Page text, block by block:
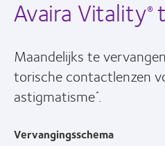
Avaira Vitality®
Maandelijks te
torische contactlenzen
astigmatisme*.
Vervangingsschema